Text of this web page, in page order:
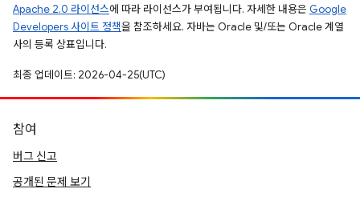
Apache 2.0 라이선스에 따라 라이선스가 부여됩니다. 자세한 내용은 Google
Developers 사이트 정책을 참조하세요. 자바는 Oracle 및/또는 Oracle 계열
사의 등록 상표입니다.
최종 업데이트: 2026-04-25(UTC)
참여
버그 신고
공개된 문제 보기